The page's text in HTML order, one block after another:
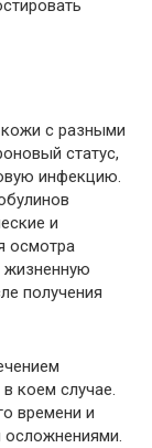
с разными
статус,
инфекцию.
и
осмотра
жизненную
получения
коем случае.
времени и